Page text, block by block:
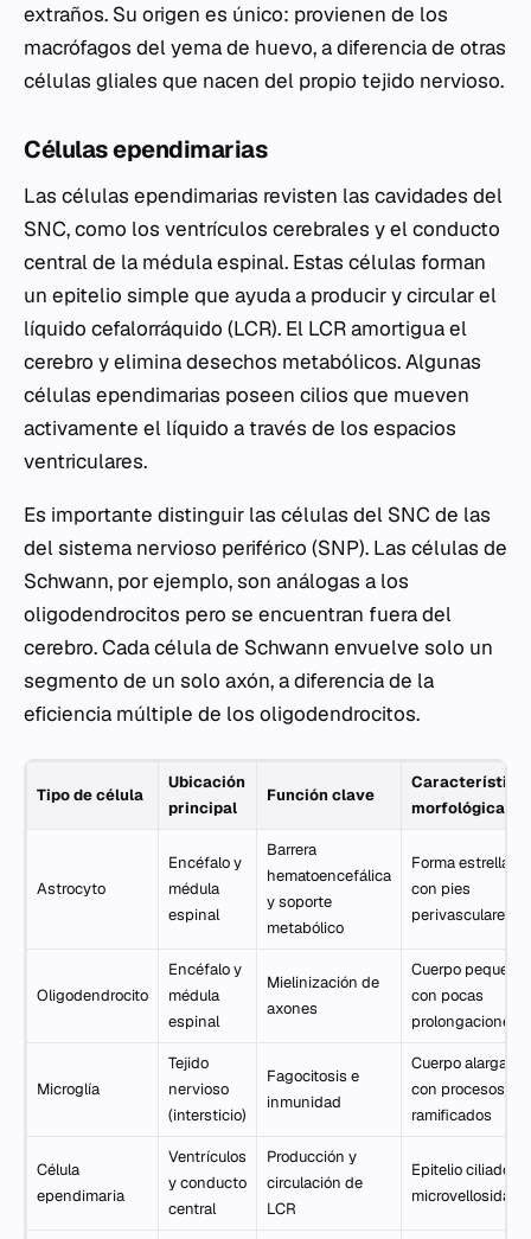
extraños. Su origen es único: provienen de los
macrófagos del yema de huevo, a diferencia de otras
células gliales que nacen del propio tejido nervioso.
Células ependimarias
Las células ependimarias revisten las cavidades del
SNC, como los ventrículos cerebrales y el conducto
central de la médula espinal. Estas células forman
un epitelio simple que ayuda a producir y circular el
líquido cefalorráquido (LCR). El LCR amortigua el
cerebro y elimina desechos metabólicos. Algunas
células ependimarias poseen cilios que mueven
activamente el líquido a través de los espacios
ventriculares.
Es importante distinguir las células del SNC de las
del sistema nervioso periférico (SNP). Las células de
Schwann, por ejemplo, son análogas a los
oligodendrocitos pero se encuentran fuera del
cerebro. Cada célula de Schwann envuelve solo un
segmento de un solo axón, a diferencia de la
eficiencia múltiple de los oligodendrocitos.
Tipo de célula
Ubicación
principal
Función clave
Característica
morfológica
Astrocyto
Encéfalo y
médula
espinal
Barrera
hematoencefálica
y soporte
metabólico
Forma estrellada
con pies
perivasculares
Oligodendrocito
Encéfalo y
médula
espinal
Mielinización de
axones
Cuerpo pequeño
con pocas
prolongaciones
Microglía
Tejido
nervioso
(intersticio)
Fagocitosis e
inmunidad
Cuerpo alargado
con procesos
ramificados
Célula
ependimaria
Ventrículos
y conducto
central
Producción y
circulación de
LCR
Epitelio ciliado o